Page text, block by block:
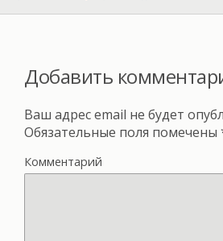
Добавить
Ваш адрес email не будет
Обязательные поля помечены
Комментарий